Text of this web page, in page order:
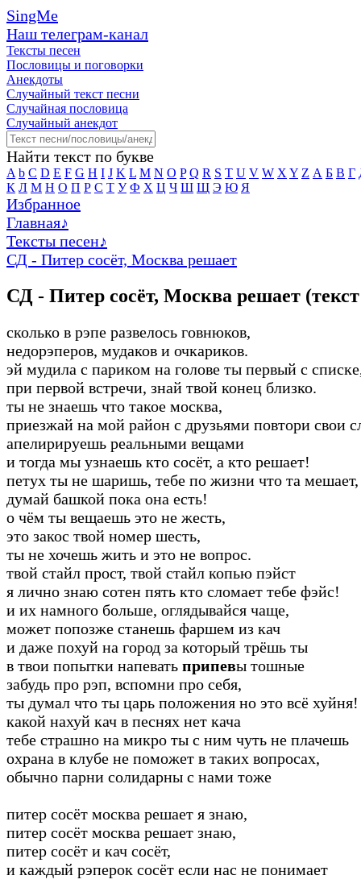
SingMe
Наш телеграм-канал
Тексты песен
Пословицы и поговорки
Анекдоты
Случайный текст песни
Случайная пословица
Случайный анекдот
Найти текст по букве
A b C D E F G H I J K L M N O P Q R S T U V W X Y Z А Б В Г
К Л М Н О П Р С Т У Ф Х Ц Ч Ш Щ Э Ю Я
Избранное
Главная♪
Тексты песен♪
СД - Питер сосёт, Москва решает
СД - Питер сосёт, Москва решает
сколько в рэпе развелось говнюков,
недорэперов, мудаков и очкариков.
эй мудила с париком на голове ты первый с
при первой встречи, знай твой конец близко.
ты не знаешь что такое москва,
приезжай на мой район с друзьями повтори свои
апелирируешь реальными вещами
и тогда мы узнаешь кто сосёт, а кто решает!
петух ты не шаришь, тебе по жизни что та мешает,
думай башкой пока она есть!
о чём ты вещаешь это не жесть,
это закос твой номер шесть,
ты не хочешь жить и это не вопрос.
твой стайл прост, твой стайл копью пэйст
я лично знаю сотен пять кто сломает тебе фэйс!
и их намного больше, оглядывайся чаще,
может попозже станешь фаршем из кач
и даже похуй на город за который трёшь ты
в твои попытки напевать припевы тошные
забудь про рэп, вспомни про себя,
ты думал что ты царь положения но это всё хуйня!
какой нахуй кач в песнях нет кача
тебе страшно на микро ты с ним чуть не плачешь
охрана в клубе не поможет в таких вопросах,
обычно парни солидарны с нами тоже
питер сосёт москва решает я знаю,
питер сосёт москва решает знаю,
питер сосёт и кач сосёт,
и каждый рэперок сосёт если нас не понимает